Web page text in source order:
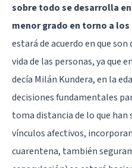
sobre todo se desarrolla
menor grado en torno a
estará de acuerdo en que
vida de las personas, ya que
decía Milán Kundera, en la
decisiones fundamentales
toma distancia de lo que
vínculos afectivos,
cuarentena, también